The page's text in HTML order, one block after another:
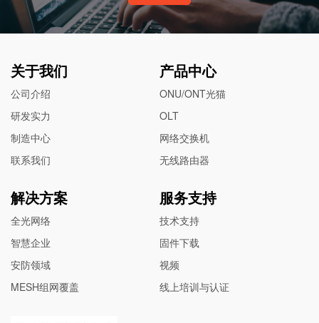
关于我们
公司介绍
研发实力
制造中心
联系我们
产品中心
ONU/ONT光猫
OLT
网络交换机
无线路由器
解决方案
全光网络
智慧企业
安防领域
MESH组网覆盖
服务支持
技术支持
固件下载
视频
线上培训与认证